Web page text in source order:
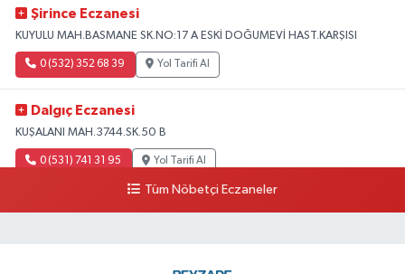
Şirince Eczanesi
KUYULU MAH.BASMANE SK.NO:17 A ESKİ DOĞUMEVİ HAST.KARŞISI
0 (532) 352 68 39 Yol Tarifi Al
Dalgıç Eczanesi
KUŞALANI MAH.3744.SK.50 B
0 (531) 741 31 95 Yol Tarifi Al
Tüm Nöbetçi Eczaneler